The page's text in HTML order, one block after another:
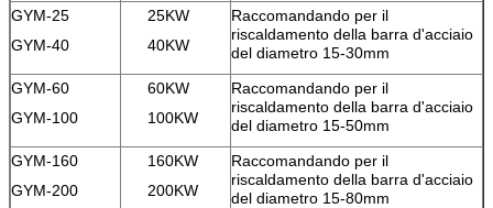
GYM-25
GYM-40
25KW
40KW
Raccomandando per il
riscaldamento della barra d'acciaio
del diametro 15-30mm
GYM-60
GYM-100
60KW
100KW
Raccomandando per il
riscaldamento della barra d'acciaio
del diametro 15-50mm
GYM-160
GYM-200
160KW
200KW
Raccomandando per il
riscaldamento della barra d'acciaio
del diametro 15-80mm